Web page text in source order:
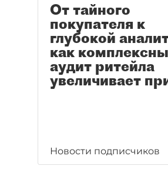
От тайного
покупателя к
глубокой
как
аудит ритейла
увеличивает
Новости подписчиков